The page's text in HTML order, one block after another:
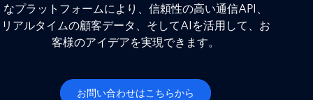
なプラットフォームにより、信頼性の高い通信API、
リアルタイムの顧客データ、そしてAIを活用して、お
客様のアイデアを実現できます。
お問い合わせはこちらから